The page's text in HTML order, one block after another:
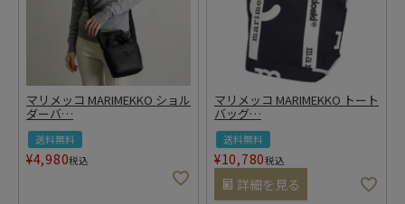
マリメッコ MARIMEKKO ショル
ダーバ…
送料無料
¥4,980税込
マリメッコ MARIMEKKO トート
バッグ…
送料無料
¥10,780税込
詳細を見る